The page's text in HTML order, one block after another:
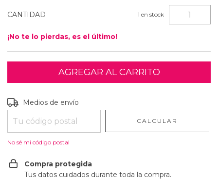
CANTIDAD 1 en stock
¡No te lo pierdas, es el último!
Entregas para el CP:
Medios de envío
CALCULAR
No sé mi código postal
Compra protegida
Tus datos cuidados durante toda la compra.